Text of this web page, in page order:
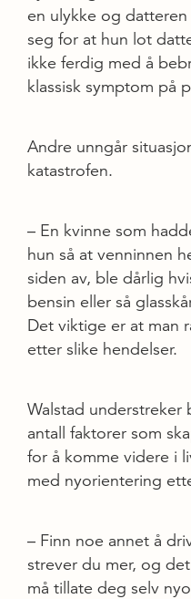
en ulykke og
seg for at hun lot
ikke ferdig med å
klassisk symptom på
Andre unngår
katastrofen.
– En kvinne som
hun så at venninnen
siden av, ble dårlig
bensin eller så
Det viktige er at man
etter slike hendelser.
Walstad understreker
antall faktorer som
for å komme videre i
med nyorientering
– Finn noe annet å
strever du mer, og
må tillate deg selv